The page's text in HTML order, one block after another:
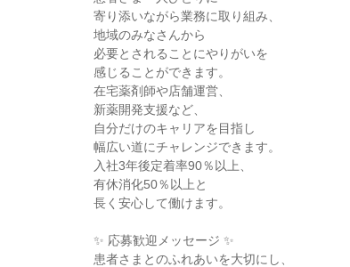
寄り添いながら業務に取り組み、
地域のみなさんから
必要とされることにやりがいを
感じることができます。
在宅薬剤師や店舗運営、
新薬開発支援など、
自分だけのキャリアを目指し
幅広い道にチャレンジできます。
入社3年後定着率90％以上、
有休消化50％以上と
長く安心して働けます。
✨ 応募歓迎メッセージ ✨
患者さまとのふれあいを大切にし、